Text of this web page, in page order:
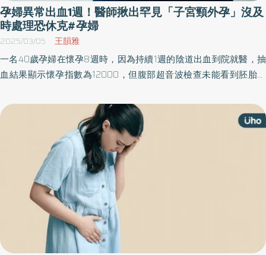
孕婦異常出血1週！醫師揪出罕見「子宮頸外孕」沒及
時處理恐休克#孕婦
2025/03/05 王韻雅
一名40歲孕婦在懷孕8週時，因為持續1週的陰道出血到院就醫，抽
血結果顯示懷孕指數為12000，但腹部超音波檢查未能看到胚胎，
是罕見的「子宮頸外孕」，立即緊急處置，才順利化解子宮外孕帶